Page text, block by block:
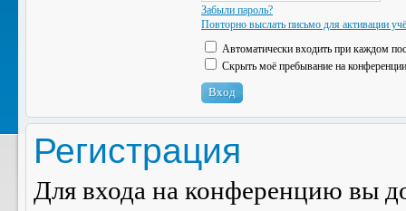
Забыли пароль?
Повторно выслать письмо для активации
Автоматически входить при каждом
Скрыть моё пребывание на
Регистрация
Для входа на конференцию вы